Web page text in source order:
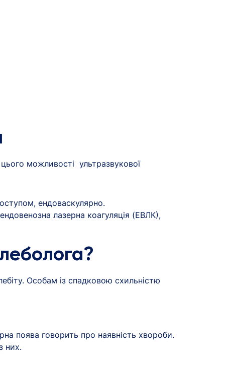
можливості ультразвукової
ендоваскулярно.
лазерна коагуляція (ЕВЛК),
Особам із спадковою схильністю
поява говорить про наявність хвороби.
них.